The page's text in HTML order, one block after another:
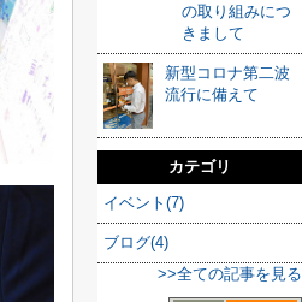
の取り組みにつ
きまして
新型コロナ第二波
流行に備えて
カテゴリ
イベント(7)
ブログ(4)
>>全ての記事を見る